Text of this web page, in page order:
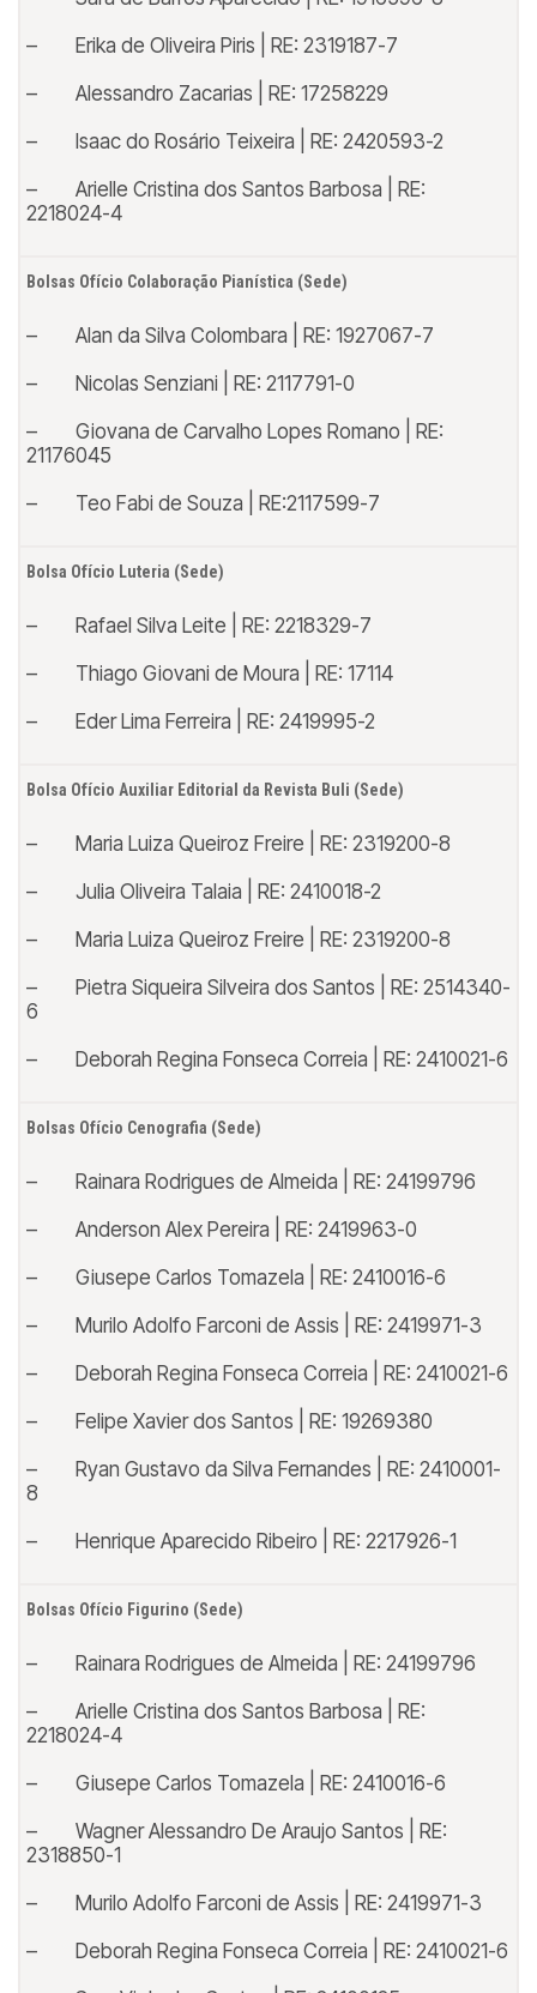
– Erika de Oliveira Piris | RE: 2319187-7
– Alessandro Zacarias | RE: 17258229
– Isaac do Rosário Teixeira | RE: 2420593-2
– Arielle Cristina dos Santos Barbosa | RE:
2218024-4
Bolsas Ofício Colaboração Pianística (Sede)
– Alan da Silva Colombara | RE: 1927067-7
– Nicolas Senziani | RE: 2117791-0
– Giovana de Carvalho Lopes Romano | RE:
21176045
– Teo Fabi de Souza | RE:2117599-7
Bolsa Ofício Luteria (Sede)
– Rafael Silva Leite | RE: 2218329-7
– Thiago Giovani de Moura | RE: 17114
– Eder Lima Ferreira | RE: 2419995-2
Bolsa Ofício Auxiliar Editorial da Revista Buli (Sede)
– Maria Luiza Queiroz Freire | RE: 2319200-8
– Julia Oliveira Talaia | RE: 2410018-2
– Maria Luiza Queiroz Freire | RE: 2319200-8
– Pietra Siqueira Silveira dos Santos | RE: 2514340-
6
– Deborah Regina Fonseca Correia | RE: 2410021-6
Bolsas Ofício Cenografia (Sede)
– Rainara Rodrigues de Almeida | RE: 24199796
– Anderson Alex Pereira | RE: 2419963-0
– Giusepe Carlos Tomazela | RE: 2410016-6
– Murilo Adolfo Farconi de Assis | RE: 2419971-3
– Deborah Regina Fonseca Correia | RE: 2410021-6
– Felipe Xavier dos Santos | RE: 19269380
– Ryan Gustavo da Silva Fernandes | RE: 2410001-
8
– Henrique Aparecido Ribeiro | RE: 2217926-1
Bolsas Ofício Figurino (Sede)
– Rainara Rodrigues de Almeida | RE: 24199796
– Arielle Cristina dos Santos Barbosa | RE:
2218024-4
– Giusepe Carlos Tomazela | RE: 2410016-6
– Wagner Alessandro De Araujo Santos | RE:
2318850-1
– Murilo Adolfo Farconi de Assis | RE: 2419971-3
– Deborah Regina Fonseca Correia | RE: 2410021-6